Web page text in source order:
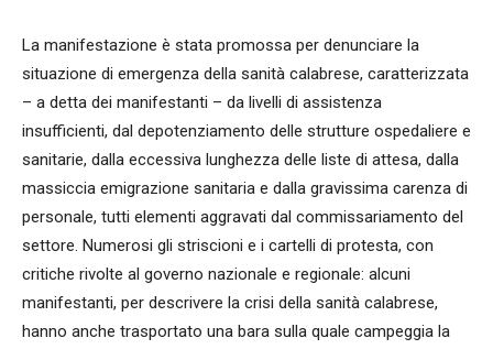
La manifestazione è stata promossa per denunciare la
situazione di emergenza della sanità calabrese, caratterizzata
– a detta dei manifestanti – da livelli di assistenza
insufficienti, dal depotenziamento delle strutture ospedaliere e
sanitarie, dalla eccessiva lunghezza delle liste di attesa, dalla
massiccia emigrazione sanitaria e dalla gravissima carenza di
personale, tutti elementi aggravati dal commissariamento del
settore. Numerosi gli striscioni e i cartelli di protesta, con
critiche rivolte al governo nazionale e regionale: alcuni
manifestanti, per descrivere la crisi della sanità calabrese,
hanno anche trasportato una bara sulla quale campeggia la